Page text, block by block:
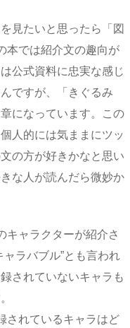
見たいと思ったら「図
本では紹介文の趣向が
公式資料に忠実な感じ
ですが、「きぐるみ
になっています。この
人的には気ままにツッ
の方が好きかなと思い
な人が読んだら微妙か
キャラクターが紹介さ
ラバブル”とも言われ
されていないキャラも
されているキャラはど